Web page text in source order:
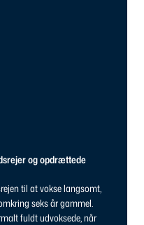
og opdrættede
til at vokse langsomt,
seks år gammel.
fuldt udvoksede, når